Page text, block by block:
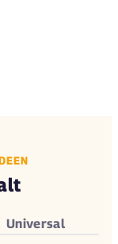
Universal